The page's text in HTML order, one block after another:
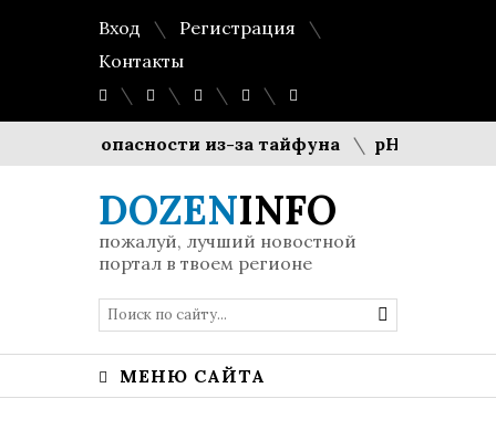
Вход
Регистрация
Контакты
опасности из-за тайфуна pH-баланс 5.5:
DOZENINFO
пожалуй, лучший новостной
портал в твоем регионе
МЕНЮ САЙТА